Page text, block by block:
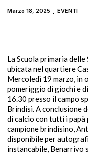
Marzo 18, 2025 EVENTI
La Scuola primaria
ubicata nel quartiere
Mercoledì 19 marzo, in
pomeriggio di giochi e
16.30 presso il campo
Brindisi. A conclusione
di calcio con tutti i papà
campione brindisino,
disponibile per
instancabile, Benarrivo